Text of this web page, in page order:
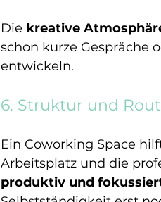
Die kreative
schon kurze Gespräche
entwickeln.
6. Struktur und
Ein Coworking Space
Arbeitsplatz und die
produktiv und